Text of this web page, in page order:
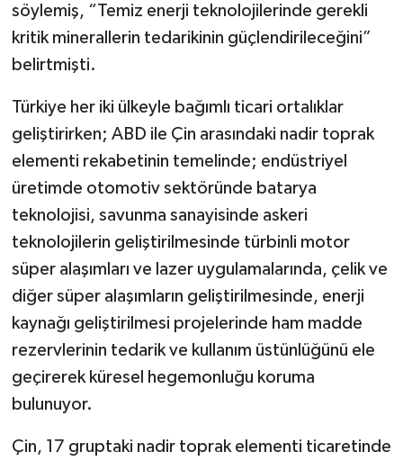
söylemiş, “Temiz enerji teknolojilerinde gerekli
kritik minerallerin tedarikinin güçlendirileceğini”
belirtmişti.
Türkiye her iki ülkeyle bağımlı ticari ortalıklar
geliştirirken; ABD ile Çin arasındaki nadir toprak
elementi rekabetinin temelinde; endüstriyel
üretimde otomotiv sektöründe batarya
teknolojisi, savunma sanayisinde askeri
teknolojilerin geliştirilmesinde türbinli motor
süper alaşımları ve lazer uygulamalarında, çelik ve
diğer süper alaşımların geliştirilmesinde, enerji
kaynağı geliştirilmesi projelerinde ham madde
rezervlerinin tedarik ve kullanım üstünlüğünü ele
geçirerek küresel hegemonluğu koruma
bulunuyor.
Çin, 17 gruptaki nadir toprak elementi ticaretinde